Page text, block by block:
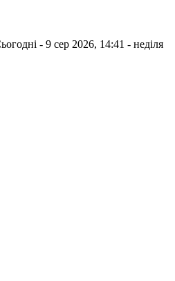
- 9 сер 2026, 14:41 - неділя